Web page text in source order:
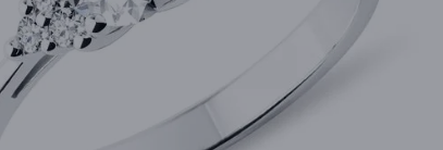
ROSÉGOLD
MAGNETISCHE HALSKETTEN
GRAVIERBARER SCHMUCK
LETNÍ VRSTVENÍ